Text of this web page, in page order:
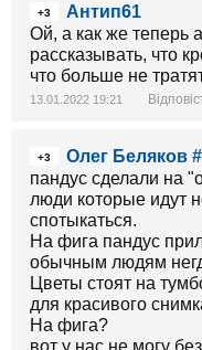
+3
Антип61
Ой, а как же теперь
рассказывать, что
что больше не
13.01.2022 19:21
+3
Олег Беляков
пандус сделали на
люди которые идут
спотыкаться.
На фига пандус
обычным людям
Цветы стоят на
для красивого
На фига?
вот у нас не могу